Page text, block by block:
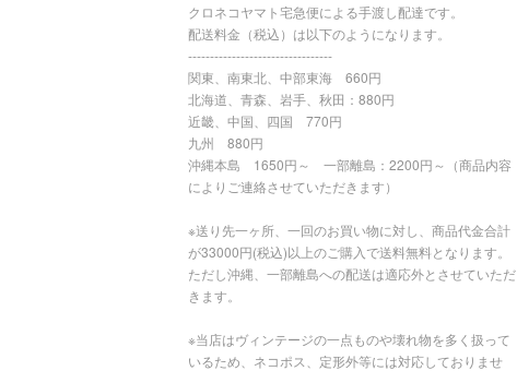
クロネコヤマト宅急便による手渡し配達です。
配送料金（税込）は以下のようになります。
---------------------------------
関東、南東北、中部東海 660円
北海道、青森、岩手、秋田：880円
近畿、中国、四国 770円
九州 880円
沖縄本島 1650円～ 一部離島：2200円～（商品内容
によりご連絡させていただきます）
※送り先一ヶ所、一回のお買い物に対し、商品代金合計
が33000円(税込)以上のご購入で送料無料となります。
ただし沖縄、一部離島への配送は適応外とさせていただ
きます。
※当店はヴィンテージの一点ものや壊れ物を多く扱って
いるため、ネコポス、定形外等には対応しておりませ